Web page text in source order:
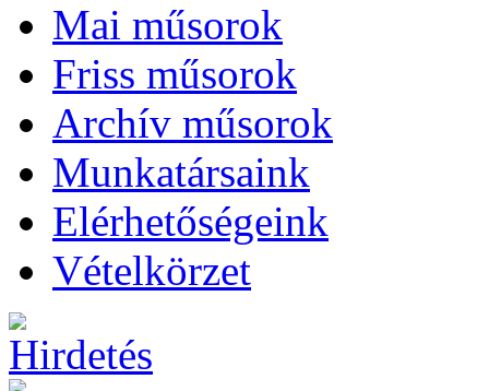
Mai műsorok
Friss műsorok
Archív műsorok
Munkatársaink
Elérhetőségeink
Vételkörzet